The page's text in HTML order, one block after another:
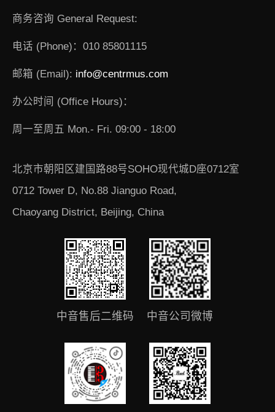
商务咨询 General Request:
电话 (Phone)：010 85801115
邮箱 (Email): info@centrmus.com
办公时间 (Office Hours)：
周一至周五 Mon.- Fri. 09:00 - 18:00
北京市朝阳区建国路88号SOHO现代城D座0712室
0712 Tower D, No.88 Jianguo Road,
Chaoyang District, Beijing, China
中音售后二维码 中音公司微博